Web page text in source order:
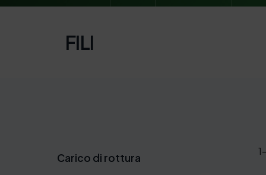
FILI
Carico di rottura